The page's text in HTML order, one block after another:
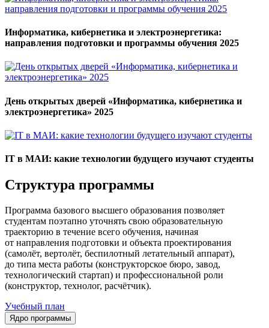
Информатика, кибернетика и электроэнергетика:
направления подготовки и программы обучения 2025
День открытых дверей «Информатика, кибернетика и
электроэнергетика» 2025
IT в МАИ: какие технологии будущего изучают студенты
Структура программы
Программа базового высшего образования позволяет
студентам поэтапно уточнять свою образовательную
траекторию в течение всего обучения, начиная
от направления подготовки и объекта проектирования
(самолёт, вертолёт, беспилотный летательный аппарат),
до типа места работы (конструкторское бюро, завод,
технологический стартап) и профессиональной роли
(конструктор, технолог, расчётчик).
Учебный план
Ядро программы